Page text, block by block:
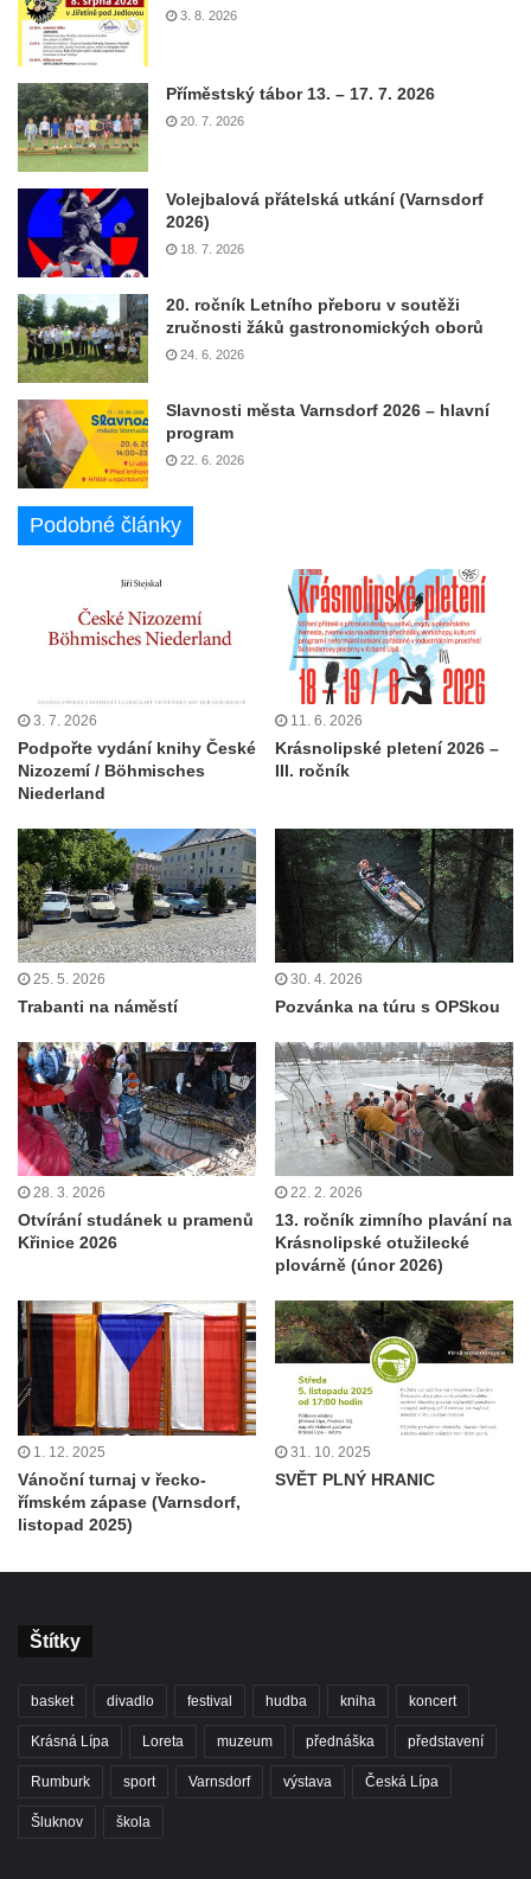
3. 8. 2026
Příměstský tábor 13. – 17. 7. 2026
20. 7. 2026
Volejbalová přátelská utkání (Varnsdorf
2026)
18. 7. 2026
20. ročník Letního přeboru v soutěži
zručnosti žáků gastronomických oborů
24. 6. 2026
Slavnosti města Varnsdorf 2026 – hlavní
program
22. 6. 2026
Podobné články
3. 7. 2026
Podpořte vydání knihy České
Nizozemí / Böhmisches
Niederland
11. 6. 2026
Krásnolipské pletení 2026 –
III. ročník
25. 5. 2026
Trabanti na náměstí
30. 4. 2026
Pozvánka na túru s OPSkou
28. 3. 2026
Otvírání studánek u pramenů
Křinice 2026
22. 2. 2026
13. ročník zimního plavání na
Krásnolipské otužilecké
plovárně (únor 2026)
1. 12. 2025
Vánoční turnaj v řecko-
římském zápase (Varnsdorf,
listopad 2025)
31. 10. 2025
SVĚT PLNÝ HRANIC
Štítky
basket divadlo festival hudba kniha koncert
Krásná Lípa Loreta muzeum přednáška představení
Rumburk sport Varnsdorf výstava Česká Lípa
Šluknov škola